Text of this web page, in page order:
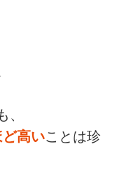
、
高いことは珍